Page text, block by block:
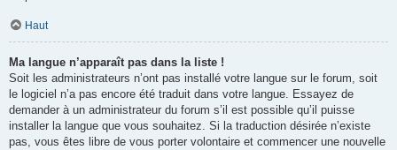
Haut
Ma langue n’apparaît pas dans la liste !
Soit les administrateurs n’ont pas installé votre langue sur le forum, soit
le logiciel n’a pas encore été traduit dans votre langue. Essayez de
demander à un administrateur du forum s’il est possible qu’il puisse
installer la langue que vous souhaitez. Si la traduction désirée n’existe
pas, vous êtes libre de vous porter volontaire et commencer une nouvelle